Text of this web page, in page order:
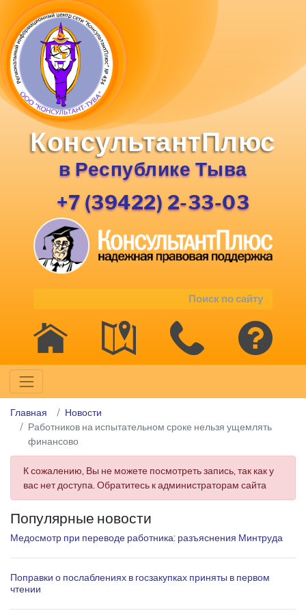
КонсультантПлюс
в Республике Тыва
+7 (39422) 2-33-03
Главная
Новости
Работников на испытательном сроке нельзя ущемлять
финансово
К сожалению, Вы не можете посмотреть запись, так как у
вас нет доступа. Обратитесь к администраторам сайта
Популярные новости
Медосмотр при переводе работника: разъяснения Минтруда
Поправки о послаблениях в госзакупках приняты в первом
чтении